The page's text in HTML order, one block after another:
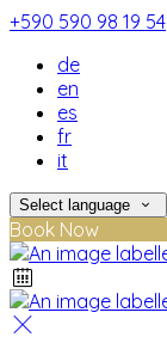
+590 590 98 19 54
de
en
es
fr
it
Select language
Book Now